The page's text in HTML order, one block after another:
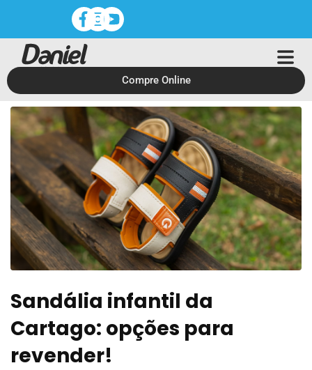
Compre Online
Sandália infantil da
Cartago: opções para
revender!